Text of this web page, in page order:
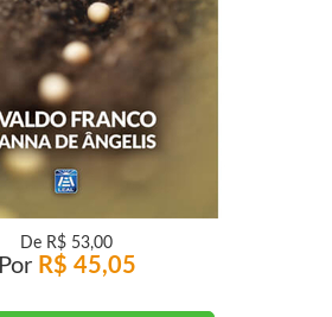
De R$ 53,00
Por R$ 45,05